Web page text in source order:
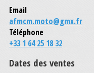
Email
afmcm.moto@gmx.fr
Téléphone
+33 1 64 25 18 32
Dates des ventes